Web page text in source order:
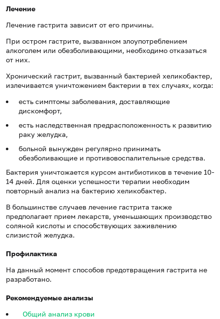
Лечение
Лечение гастрита зависит от его причины.
При остром гастрите, вызванном злоупотреблением
алкоголем или обезболивающими, необходимо отказаться
от них.
Хронический гастрит, вызванный бактерией хеликобактер,
излечивается уничтожением бактерии в тех случаях, когда:
есть симптомы заболевания, доставляющие
дискомфорт,
есть наследственная предрасположенность к развитию
раку желудка,
больной вынужден регулярно принимать
обезболивающие и противовоспалительные средства.
Бактерия уничтожается курсом антибиотиков в течение 10-
14 дней. Для оценки успешности терапии необходим
повторный анализ на бактерию хеликобактер.
В большинстве случаев лечение гастрита также
предполагает прием лекарств, уменьшающих производство
соляной кислоты и способствующих заживлению
слизистой желудка.
Профилактика
На данный момент способов предотвращения гастрита не
разработано.
Рекомендуемые анализы
Общий анализ крови